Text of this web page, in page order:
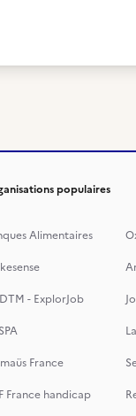
populaires
Alimentaires
- ExplorJob
France
France handicap